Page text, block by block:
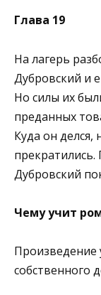
Глава 19
На лагерь
Дубровский и
Но силы их
преданных
Куда он
Дубровский
Чему учит
Произведение
собственного